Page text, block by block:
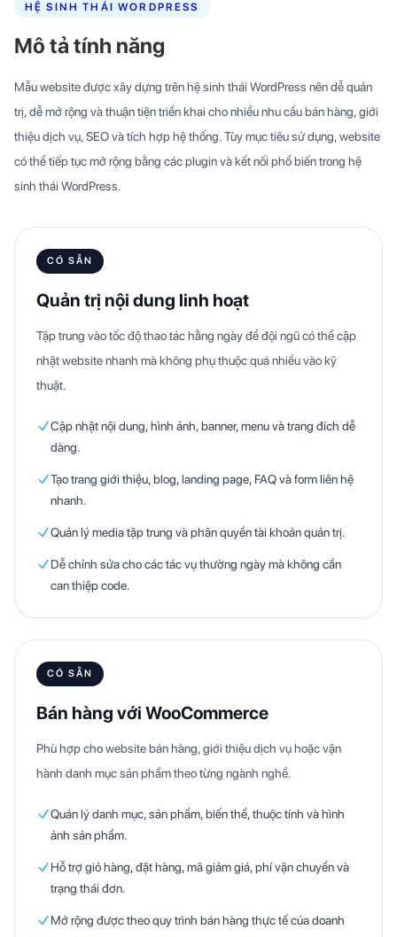
HỆ SINH THÁI WORDPRESS
Mô tả tính năng
Mẫu website được xây dựng trên hệ sinh thái WordPress nên dễ quản
trị, dễ mở rộng và thuận tiện triển khai cho nhiều nhu cầu bán hàng, giới
thiệu dịch vụ, SEO và tích hợp hệ thống. Tùy mục tiêu sử dụng, website
có thể tiếp tục mở rộng bằng các plugin và kết nối phổ biến trong hệ
sinh thái WordPress.
CÓ SẴN
Quản trị nội dung linh hoạt
Tập trung vào tốc độ thao tác hằng ngày để đội ngũ có thể cập
nhật website nhanh mà không phụ thuộc quá nhiều vào kỹ
thuật.
Cập nhật nội dung, hình ảnh, banner, menu và trang đích dễ
dàng.
Tạo trang giới thiệu, blog, landing page, FAQ và form liên hệ
nhanh.
Quản lý media tập trung và phân quyền tài khoản quản trị.
Dễ chỉnh sửa cho các tác vụ thường ngày mà không cần
can thiệp code.
CÓ SẴN
Bán hàng với WooCommerce
Phù hợp cho website bán hàng, giới thiệu dịch vụ hoặc vận
hành danh mục sản phẩm theo từng ngành nghề.
Quản lý danh mục, sản phẩm, biến thể, thuộc tính và hình
ảnh sản phẩm.
Hỗ trợ giỏ hàng, đặt hàng, mã giảm giá, phí vận chuyển và
trạng thái đơn.
Mở rộng được theo quy trình bán hàng thực tế của doanh